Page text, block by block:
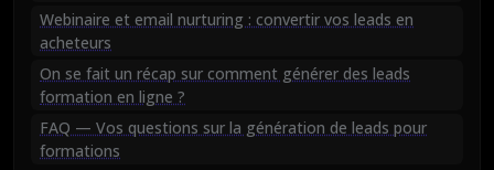
Webinaire et email nurturing : convertir vos leads en
acheteurs
On se fait un récap sur comment générer des leads
formation en ligne ?
FAQ — Vos questions sur la génération de leads pour
formations